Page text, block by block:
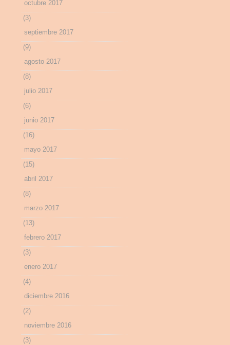
octubre 2017
(3)
septiembre 2017
(9)
agosto 2017
(8)
julio 2017
(6)
junio 2017
(16)
mayo 2017
(15)
abril 2017
(8)
marzo 2017
(13)
febrero 2017
(3)
enero 2017
(4)
diciembre 2016
(2)
noviembre 2016
(3)